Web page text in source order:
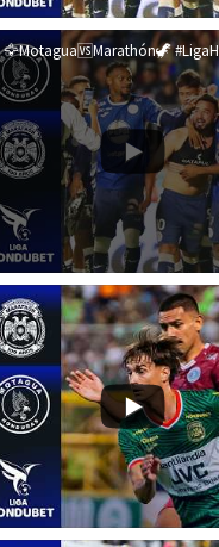
🦅Motagua🆚Marathón🦖